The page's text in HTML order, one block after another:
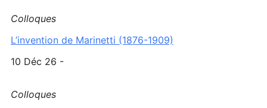
Colloques
L’invention de Marinetti (1876-1909)
10 Déc 26 -
Colloques